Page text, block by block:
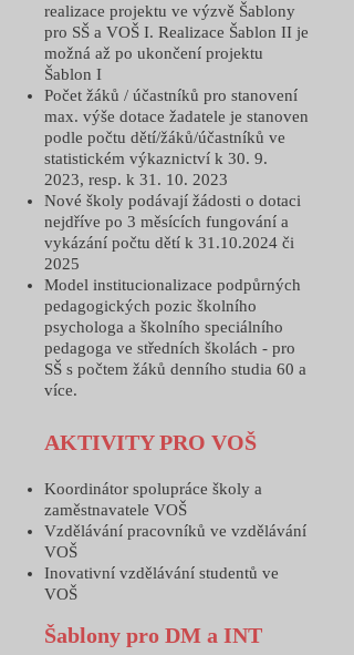
realizace projektu ve výzvě Šablony
pro SŠ a VOŠ I. Realizace Šablon II je
možná až po ukončení projektu
Šablon I
Počet žáků / účastníků pro stanovení
max. výše dotace žadatele je stanoven
podle počtu dětí/žáků/účastníků ve
statistickém výkaznictví k 30. 9.
2023, resp. k 31. 10. 2023
Nové školy podávají žádosti o dotaci
nejdříve po 3 měsících fungování a
vykázání počtu dětí k 31.10.2024 či
2025
Model institucionalizace podpůrných
pedagogických pozic školního
psychologa a školního speciálního
pedagoga ve středních školách - pro
SŠ s počtem žáků denního studia 60 a
více.
AKTIVITY PRO VOŠ
Koordinátor spolupráce školy a
zaměstnavatele VOŠ
Vzdělávání pracovníků ve vzdělávání
VOŠ
Inovativní vzdělávání studentů ve
VOŠ
Šablony pro DM a INT